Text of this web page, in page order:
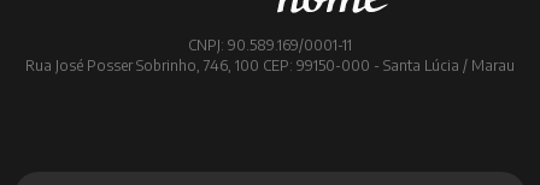
CNPJ: 90.589.169/0001-11
Rua José Posser Sobrinho, 746, 100 CEP: 99150-000 - Santa Lúcia / Marau